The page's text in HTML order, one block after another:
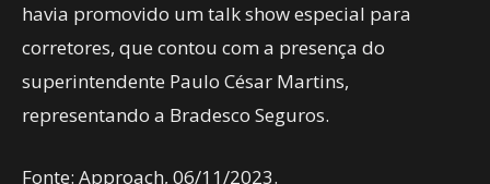
havia promovido um talk show especial para
corretores, que contou com a presença do
superintendente Paulo César Martins,
representando a Bradesco Seguros.
Fonte: Approach, 06/11/2023.